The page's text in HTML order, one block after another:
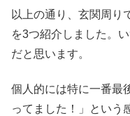
以上の通り、玄関周り
を3つ紹介しました。
だと思います。
個人的には特に一番最
ってました！」という